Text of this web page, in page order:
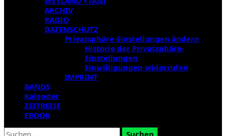
ARCHIV
RADIO
DATENSCHUTZ
Privatsphäre-Einstellungen ändern
Historie der Privatsphäre-
Einstellungen
Einwilligungen widerrufen
IMPRINT
BANDS
Kalender
ZEITREISE
EBOOK
Suchen